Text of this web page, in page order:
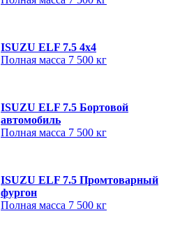
ISUZU ELF 7.5 4x4
Полная масса 7 500 кг
ISUZU ELF 7.5 Бортовой
автомобиль
Полная масса 7 500 кг
ISUZU ELF 7.5 Промтоварный
фургон
Полная масса 7 500 кг